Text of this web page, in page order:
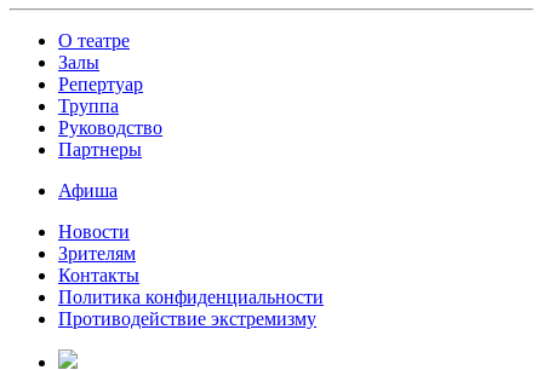
О театре
Залы
Репертуар
Труппа
Руководство
Партнеры
Афиша
Новости
Зрителям
Контакты
Политика конфиденциальности
Противодействие экстремизму